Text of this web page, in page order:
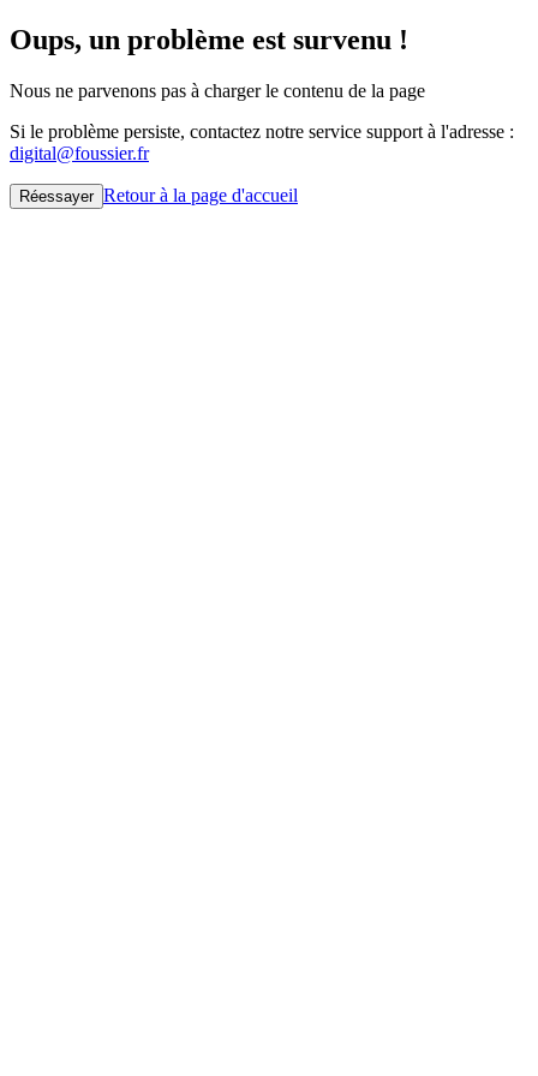
Oups, un problème est survenu !
Nous ne parvenons pas à charger le contenu de la page
Si le problème persiste, contactez notre service support à l'adresse :
digital@foussier.fr
Réessayer Retour à la page d'accueil